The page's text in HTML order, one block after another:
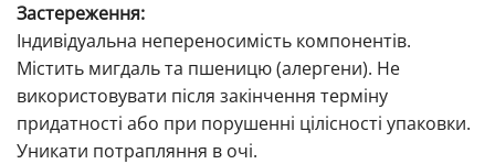
Застереження:
Індивідуальна непереносимість компонентів.
Містить мигдаль та пшеницю (алергени). Не
використовувати після закінчення терміну
придатності або при порушенні цілісності упаковки.
Уникати потрапляння в очі.